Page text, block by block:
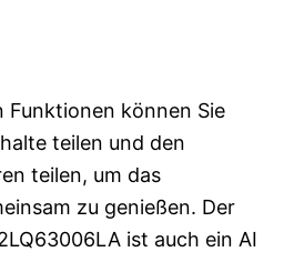
Funktionen können Sie
teilen und den
teilen, um das
zu genießen. Der
ist auch ein AI